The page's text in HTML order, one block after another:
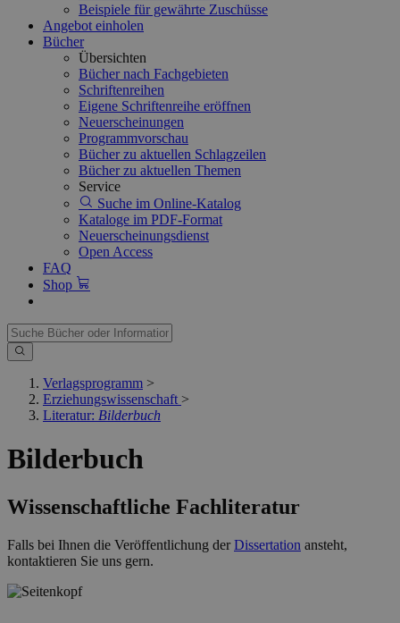
Beispiele für gewährte Zuschüsse
Angebot einholen
Bücher
Übersichten
Bücher nach Fachgebieten
Schriftenreihen
Eigene Schriftenreihe eröffnen
Neuerscheinungen
Programmvorschau
Bücher zu aktuellen Schlagzeilen
Bücher zu aktuellen Themen
Service
Suche im Online-Katalog
Kataloge im PDF-Format
Neuerscheinungsdienst
Open Access
FAQ
Shop
Verlagsprogramm >
Erziehungswissenschaft >
Literatur: Bilderbuch
Bilderbuch
Wissenschaftliche Fachliteratur
Falls bei Ihnen die Veröffentlichung derDissertation ansteht,
kontaktieren Sie uns gern.